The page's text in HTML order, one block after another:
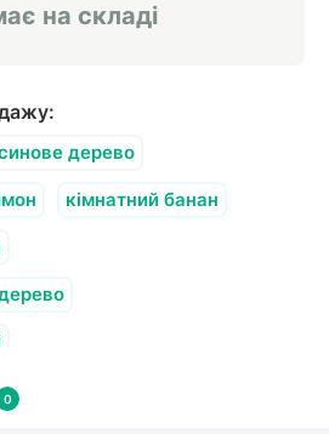
на складі
дерево
кімнатний банан
0